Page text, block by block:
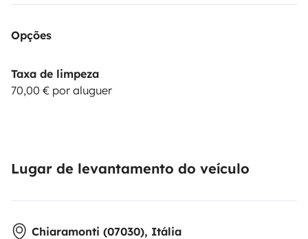
Opções
Taxa de limpeza
70,00 € por aluguer
Lugar de levantamento do veículo
Chiaramonti (07030), Itália